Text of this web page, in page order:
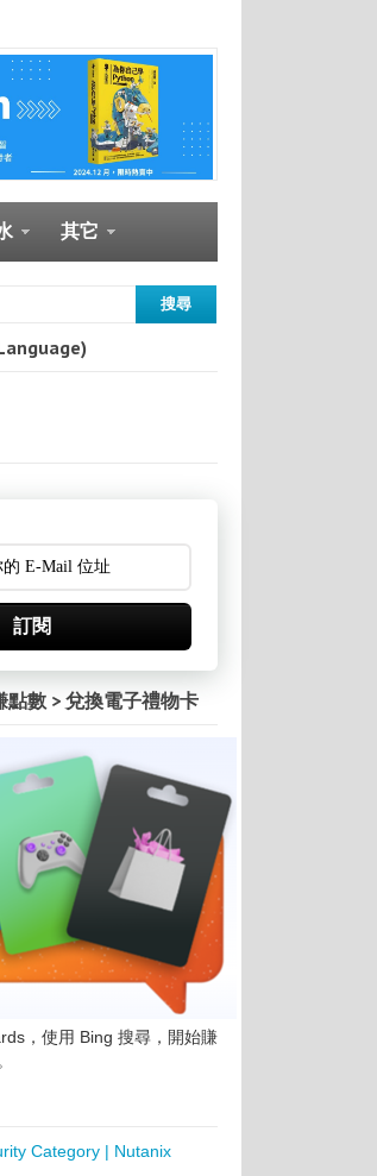
其它
訂閱
點數 > 兌換電子禮物卡
，使用 Bing 搜尋，開始賺
Category | Nutanix